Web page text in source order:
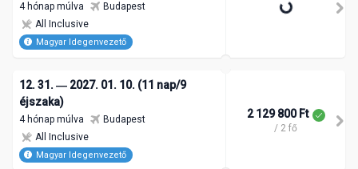
4 hónap múlva
Budapest
All Inclusive
Magyar Idegenvezető
12. 31. ― 2027. 01. 10. (11 nap/9
éjszaka)
4 hónap múlva
Budapest
All Inclusive
Magyar Idegenvezető
2 129 800 Ft
/ 2 fő